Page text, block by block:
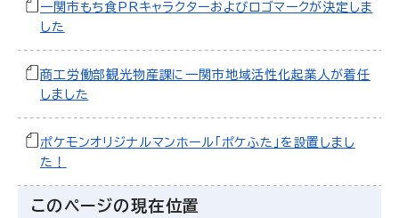
一関市もち食PRキャラクターおよびロゴマークが決定しま
した
商工労働部観光物産課に一関市地域活性化起業人が着任
しました
ポケモンオリジナルマンホール「ポケふた」を設置しまし
た！
このページの現在位置